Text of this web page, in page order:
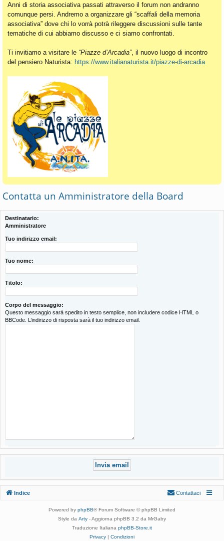
Anni di storia associativa passati attraverso il forum non andranno
comunque persi. Andremo a organizzare gli “scaffali della memoria
associativa” dove chi lo vorrà potrà rileggere discussioni sulle tante
tematiche di cui abbiamo discusso e ci siamo confrontati.
Ti invitiamo a visitare le “Piazze d’Arcadia”, il nuovo luogo di incontro
del pensiero Naturista: https://www.italianaturista.it/piazze-di-arcadia
Contatta un Amministratore della Board
Destinatario:
Amministratore
Tuo indirizzo email:
Tuo nome:
Titolo:
Corpo del messaggio:
Questo messaggio sarà spedito in testo semplice, non includere codice HTML o
BBCode. L’indirizzo di risposta sarà il tuo indirizzo email.
Indice Contattaci
Powered by phpBB® Forum Software © phpBB Limited
Style da Arty - Aggiorna phpBB 3.2 da MrGaby
Traduzione Italiana phpBB-Store.it
Privacy | Condizioni